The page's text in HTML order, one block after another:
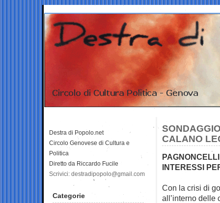
CALANO
INTERESSI
Con la crisi di
all’interno delle
Destra di Popolo.net
Circolo Genovese di Cultura e
Politica
Diretto da Riccardo Fucile
Scrivici: destradipopolo@gmail.com
Categorie